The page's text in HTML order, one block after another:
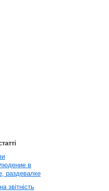
в
раздевалке
звітність